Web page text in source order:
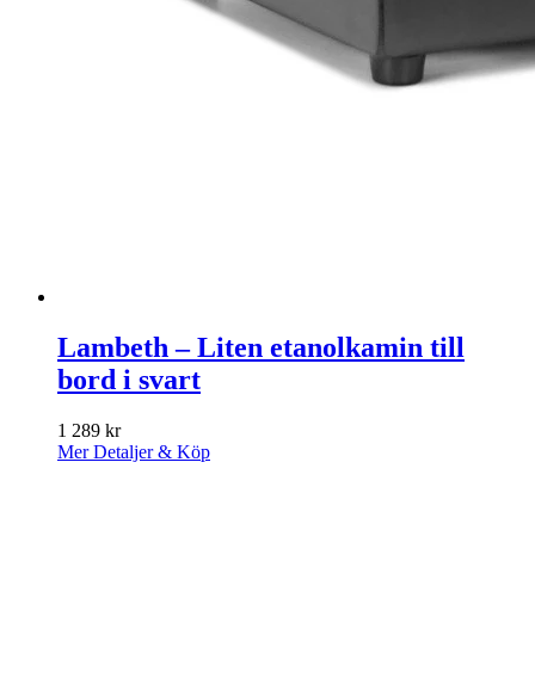
Lambeth – Liten etanolkamin till
bord i svart
1 289 kr
Mer Detaljer & Köp